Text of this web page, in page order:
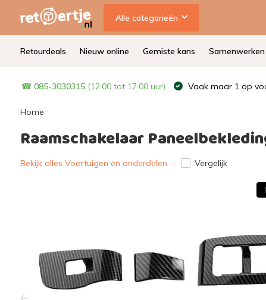
Alle categorieën
Retourdeals Nieuw online Gemiste kans Samenwerken
☎ 085-3030315 (12.00 tot 17.00 uur) Vaak maar 1 op
Home
Raamschakelaar
Bekijk alles Voertuigen en onderdelen Vergelijk